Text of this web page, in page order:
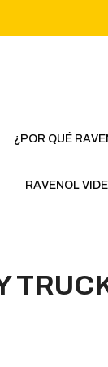
¿POR QUÉ
RAVENOL